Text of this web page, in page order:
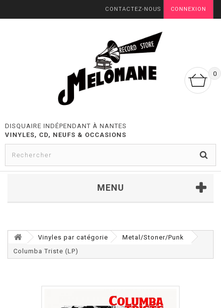
CONNEXION
CONTACTEZ-NOUS
0
DISQUAIRE INDÉPENDANT À NANTES
VINYLES, CD, NEUFS & OCCASIONS
MENU
Vinyles par catégorie
Metal/Stoner/Punk
Columba Triste (LP)